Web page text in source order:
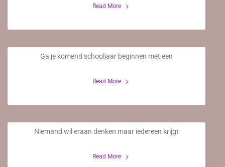
Read More
Ga je komend schooljaar beginnen met een
Read More
9 Juni 2020
Niemand wil eraan denken maar iedereen krijgt
Read More
16 September 2019